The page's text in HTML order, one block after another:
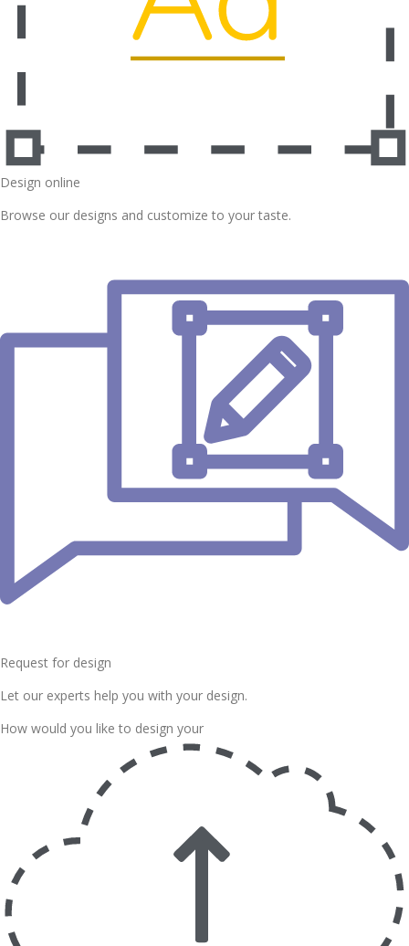
Design online
Browse our designs and customize to your taste.
Request for design
Let our experts help you with your design.
How would you like to design your